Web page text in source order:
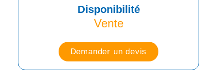
Disponibilité
Vente
Demander un devis